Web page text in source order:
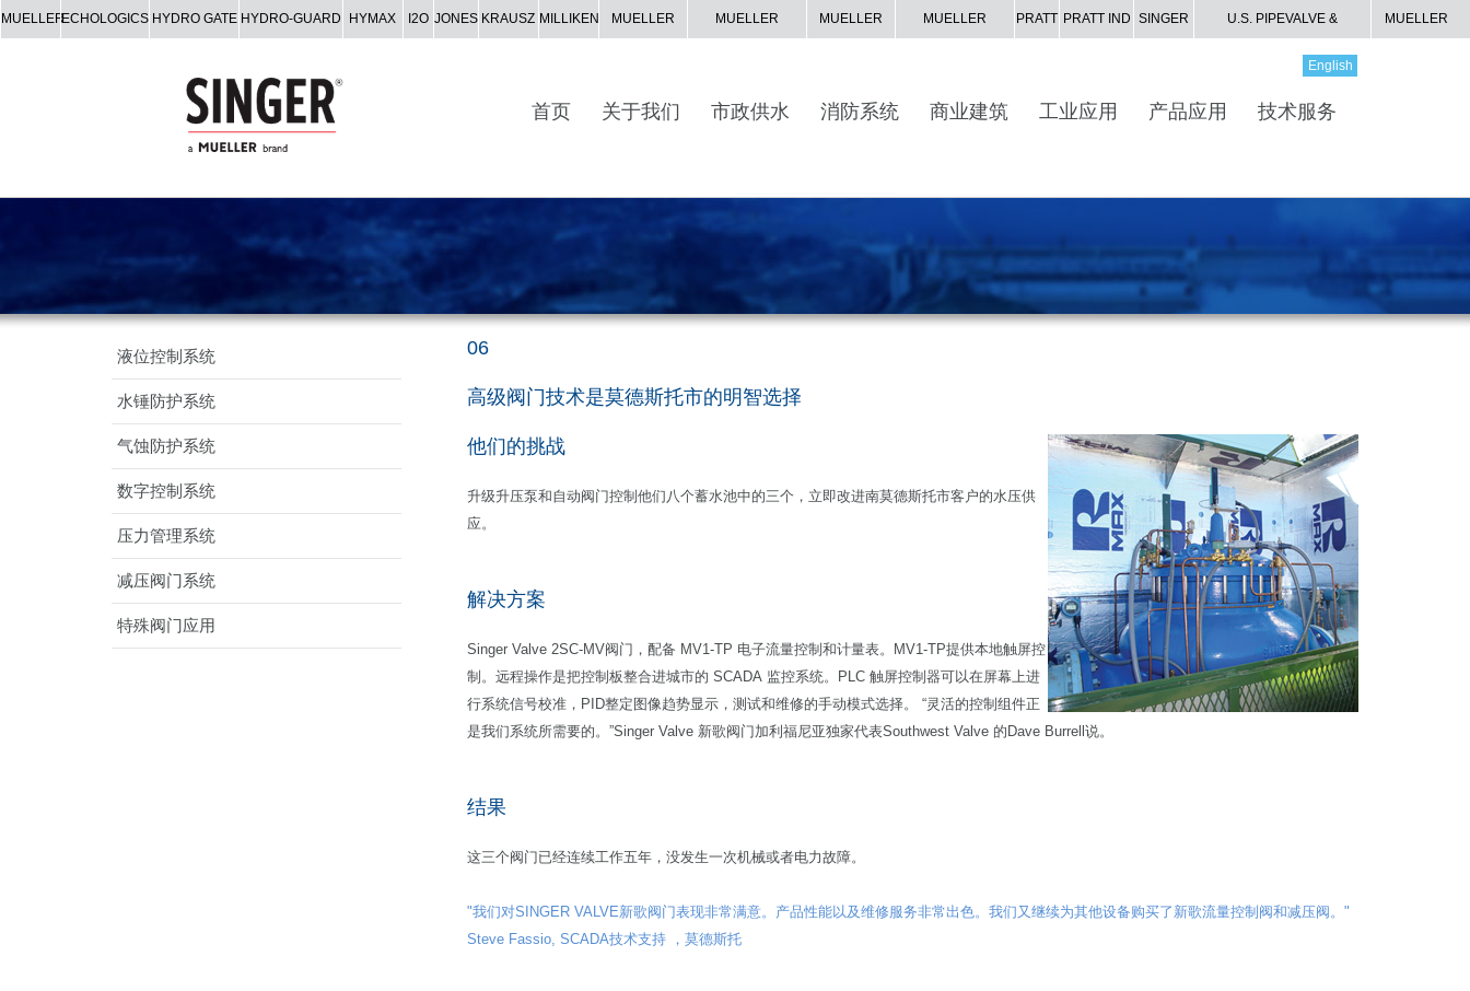
MUELLERECHOLOGICS HYDRO GATE HYDRO-GUARD HYMAX I2O JONES KRAUSZ MILLIKEN MUELLER MUELLER MUELLER MUELLER PRATT PRATT IND SINGER U.S. PIPEVALVE &
HYDRANT
MUELLER
English
首页 关于我们 市政供水 消防系统 商业建筑 工业应用 产品应用 技术服务
液位控制系统
水锤防护系统
气蚀防护系统
数字控制系统
压力管理系统
减压阀门系统
特殊阀门应用
06
高级阀门技术是莫德斯托市的明智选择
他们的挑战
升级升压泵和自动阀门控制他们八个蓄水池中的三个，立即改进南莫德斯托市客户的水压供
应。
解决方案
Singer Valve 2SC-MV阀门，配备 MV1-TP 电子流量控制和计量表。MV1-TP提供本地触屏控
制。远程操作是把控制板整合进城市的 SCADA 监控系统。PLC 触屏控制器可以在屏幕上进
行系统信号校准，PID整定图像趋势显示，测试和维修的手动模式选择。 “灵活的控制组件正
是我们系统所需要的。”Singer Valve 新歌阀门加利福尼亚独家代表Southwest Valve 的Dave Burrell说。
结果
这三个阀门已经连续工作五年，没发生一次机械或者电力故障。
"我们对SINGER VALVE新歌阀门表现非常满意。产品性能以及维修服务非常出色。我们又继续为其他设备购买了新歌流量控制阀和减压阀。"
Steve Fassio, SCADA技术支持 ，莫德斯托